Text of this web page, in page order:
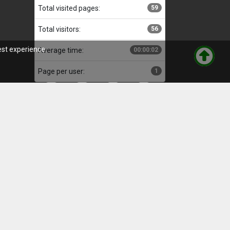
Total visited pages: 59
Total visitors: 56
Average time: 00:00:02
Page per user: 1
experience.